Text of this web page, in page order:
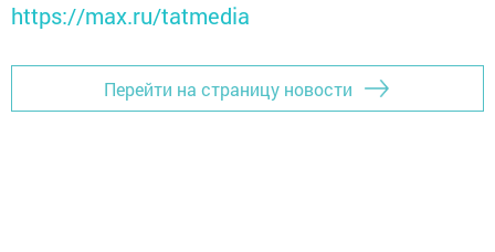
https://max.ru/tatmedia
Перейти на страницу новости